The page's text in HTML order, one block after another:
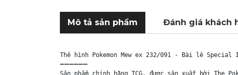
Mô tả sản phẩm Đánh giá khách
Thẻ hình Pokemon Mew ex 232/091 - Bài lẻ
➖➖➖➖➖➖
Sản phẩm chính hãng TCG, được sản xuất bởi The